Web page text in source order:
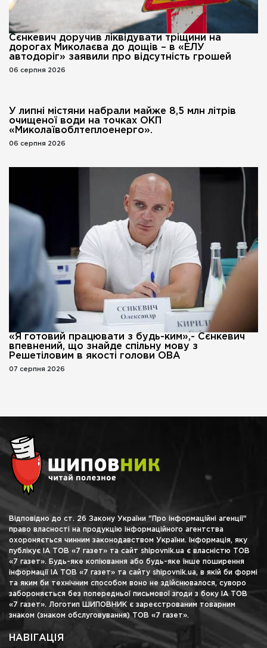
Сєнкевич доручив ліквідувати тріщини на
дорогах Миколаєва до дощів – в «ЕЛУ
автодоріг» заявили про відсутність грошей
06 серпня 2026
У липні містяни набрали майже 8,5 млн літрів
очищеної води на точках ОКП
«Миколаївоблтеплоенерго».
06 серпня 2026
«Я готовий працювати з будь-ким»,- Сєнкевич
впевнений, що знайде спільну мову з
Решетіловим в якості голови ОВА
07 серпня 2026
Відповідно до ст. 26 Закону України "Про інформаційні агенції"
право власності на продукцію інформаційного агентства
охороняється чинним законодавством України. Інформація, яку
публікує ІА ТОВ «7 газет» та сайт shipovnik.ua є власністю ТОВ
«7 газет». Будь-яке копіювання або будь-яке інше поширення
інформації ІА ТОВ «7 газет» та сайту shipovnik.ua, в якій би формі
та яким би технічним способом воно не здійснювалося, суворо
забороняється без попередньої письмової згоди з боку ІА ТОВ
«7 газет». Логотип ШИПОВНИК є зареєстрованим товарним
знаком (знаком обслуговування) ТОВ «7 газет».
НАВІГАЦІЯ